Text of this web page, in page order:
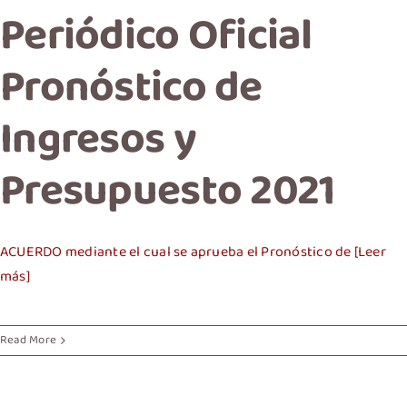
Periódico Oficial
Pronóstico de
Ingresos y
Presupuesto 2021
ACUERDO mediante el cual se aprueba el Pronóstico de [Leer
más]
Read More